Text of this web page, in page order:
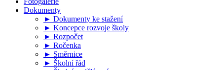
Dokumenty
► Dokumenty ke stažení
► Koncepce rozvoje školy
► Rozpočet
► Ročenka
► Směrnice
► Školní řád